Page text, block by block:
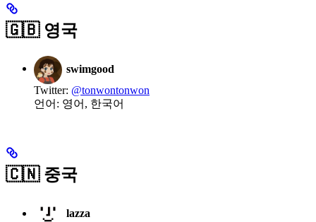
🇬🇧 영국
swimgood
Twitter: @tonwontonwon
언어: 영어, 한국어
🇨🇳 중국
lazza